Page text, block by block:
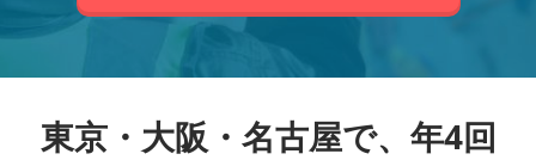
東京・大阪・名古屋で、年4回